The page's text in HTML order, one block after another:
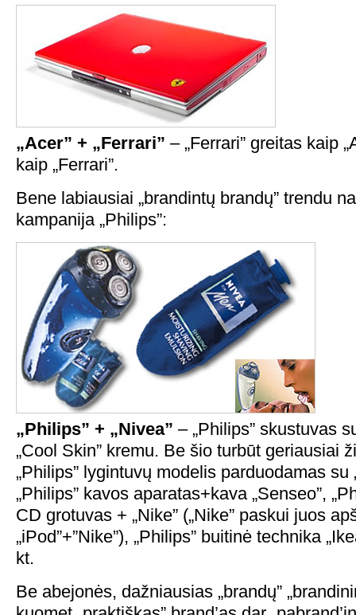
„Acer” + „Ferrari” – „Ferrari” greitas kaip
kaip „Ferrari”.
Bene labiausiai „brandintų brandų” trendu
kampanija „Philips”:
„Philips” + „Nivea” – „Philips” skustuvas
„Cool Skin” kremu. Be šio turbūt geriausiai
„Philips” lygintuvų modelis parduodamas su
„Philips” kavos aparatas+kava „Senseo”,
CD grotuvas + „Nike” („Nike” paskui juos
„iPod”+”Nike”), „Philips” buitinė technika
kt.
Be abejonės, dažniausias „brandų”